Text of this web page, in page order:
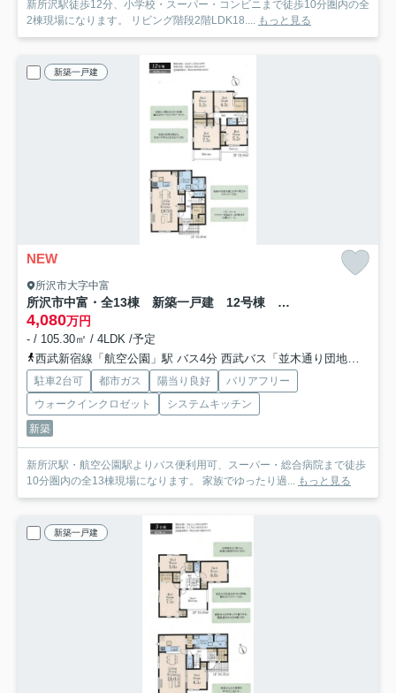
新所沢駅徒歩12分、小学校・スーパー・コンビニまで徒歩10分圏内の全
2棟現場になります。 リビング階段2階LDK18.... もっと見る
新築一戸建
NEW
所沢市大字中富
所沢市中富・全13棟 新築一戸建 12号棟 ～収納充実～
4,080万円
- / 105.30㎡ / 4LDK /予定
西武新宿線「航空公園」駅 バス4分 西武バス「並木通り団地入口」 停歩11分
駐車2台可 都市ガス 陽当り良好
バリアフリー
ウォークインクロゼット
システムキッチン
新築
新所沢駅・航空公園駅よりバス便利用可、スーパー・総合病院まで徒歩
10分圏内の全13棟現場になります。 家族でゆったり過... もっと見る
新築一戸建